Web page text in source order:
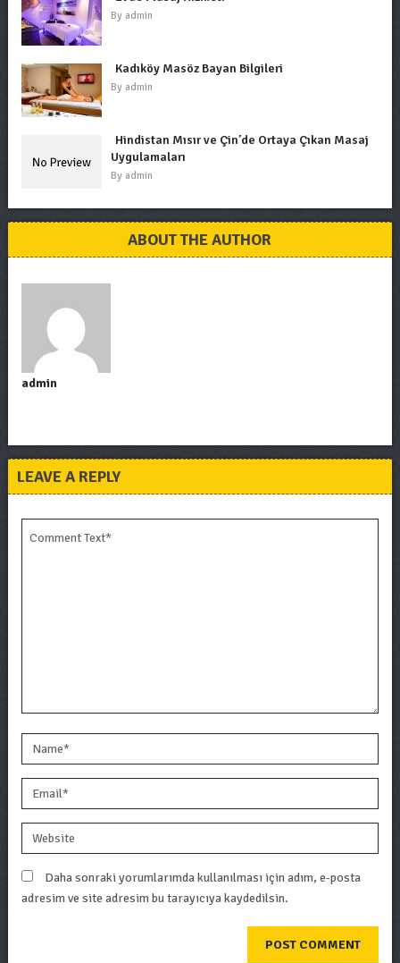
By admin
Kadıköy Masöz Bayan Bilgileri
By admin
Hindistan Mısır ve Çin’de Ortaya Çıkan Masaj
Uygulamaları
By admin
ABOUT THE AUTHOR
admin
LEAVE A REPLY
Daha sonraki yorumlarımda kullanılması için adım, e-posta
adresim ve site adresim bu tarayıcıya kaydedilsin.